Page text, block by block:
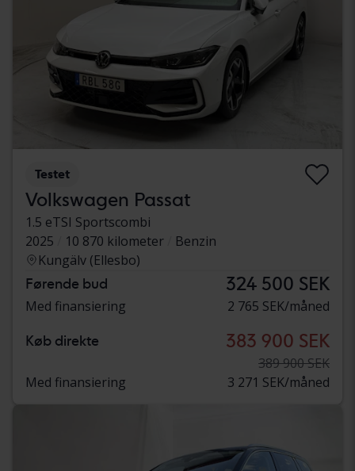
Testet
Volkswagen Passat
1.5 eTSI Sportscombi
2025
10 870 kilometer
Benzin
Kungälv (Ellesbo)
Førende bud 324 500 SEK
Med finansiering 2 765 SEK/måned
Køb direkte 383 900 SEK
389 900 SEK
Med finansiering
3 271 SEK/måned